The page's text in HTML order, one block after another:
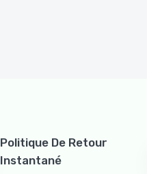
Politique De Retour
Instantané